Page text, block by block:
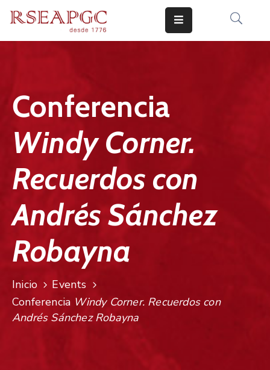
COMUNICADOS
CONOCERNOS
CONTACTO
Conferencia
Windy Corner.
Recuerdos con
Andrés Sánchez
Robayna
Inicio
Events
Conferencia Windy Corner. Recuerdos con
Andrés Sánchez Robayna